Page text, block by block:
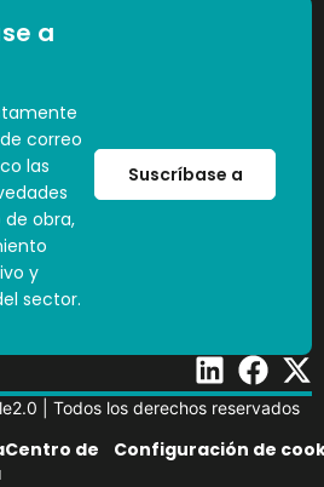
a
correo
las
obra,
y
sector.
Suscríbase a
| Todos los derechos reservados
de
Configuración de